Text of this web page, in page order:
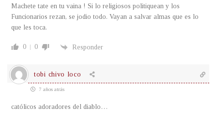
Machete tate en tu vaina ! Si lo religiosos politiquean y los
Funcionarios rezan, se jodio todo. Vayan a salvar almas que es lo
que les toca.
0 0 Responder
tobi chivo loco
7 años atrás
católicos adoradores del diablo…